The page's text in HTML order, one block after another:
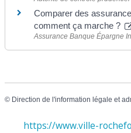
Comparer des
comment ça marche ?
Assurance Banque Épargne
© Direction de l'information légale et
https://www.ville-